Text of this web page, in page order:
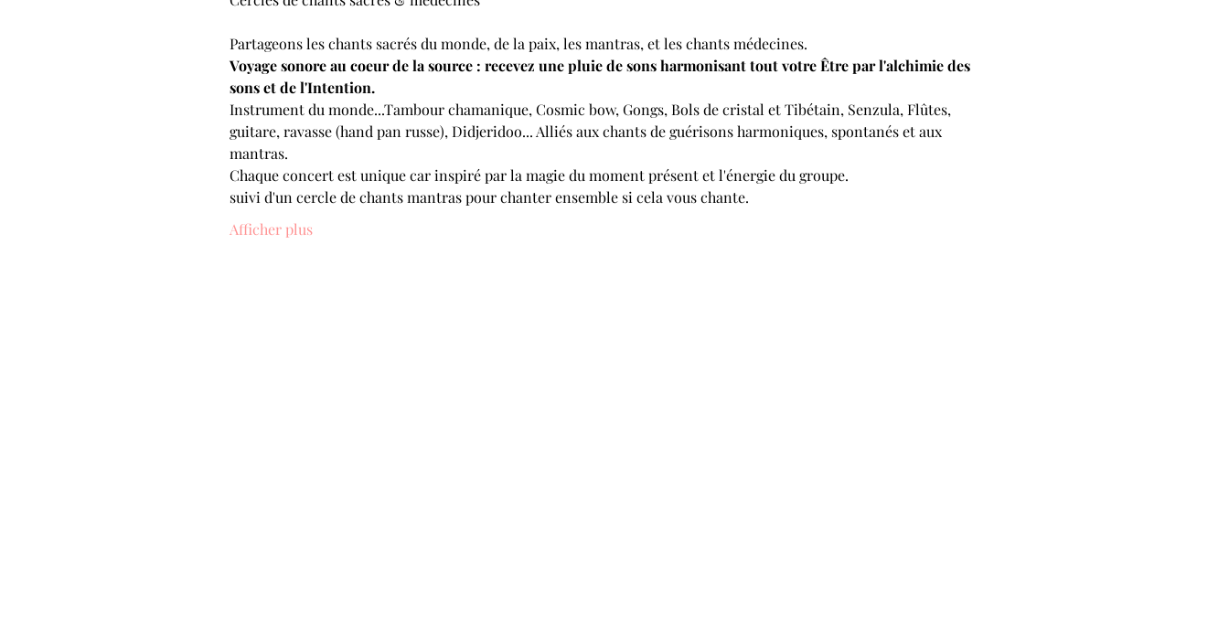
Partageons les chants sacrés du monde, de la paix, les mantras, et les chants médecines.
Voyage sonore au coeur de la source : recevez une pluie de sons harmonisant tout votre Être par l'alchimie des
sons et de l'Intention.
Instrument du monde...Tambour chamanique, Cosmic bow, Gongs, Bols de cristal et Tibétain, Senzula, Flûtes,
guitare, ravasse (hand pan russe), Didjeridoo... Alliés aux chants de guérisons harmoniques, spontanés et aux
mantras.
Chaque concert est unique car inspiré par la magie du moment présent et l'énergie du groupe.
suivi d'un cercle de chants mantras pour chanter ensemble si cela vous chante.
Afficher plus